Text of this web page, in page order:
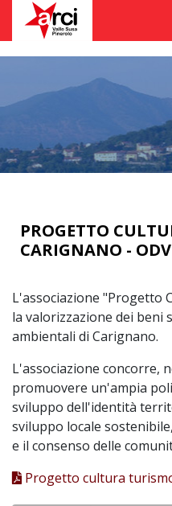
PROGETTO
CARIGNANO - ODV
L'associazione "Progetto
la valorizzazione dei beni
ambientali di Carignano.
L'associazione concorre,
promuovere un'ampia
sviluppo dell'identità
sviluppo locale
e il consenso delle
Progetto cultura